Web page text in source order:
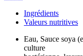
Ingrédients
Valeurs nutritives
Eau, Sauce soya
culture